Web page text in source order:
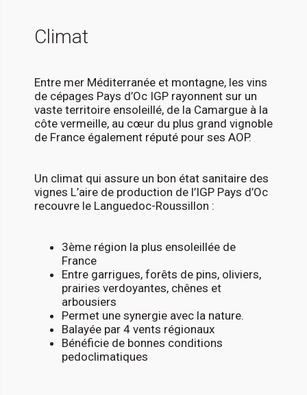
Climat
Entre mer Méditerranée et montagne, les vins
de cépages Pays d’Oc IGP rayonnent sur un
vaste territoire ensoleillé, de la Camargue à la
côte vermeille, au cœur du plus grand vignoble
de France également réputé pour ses AOP.
Un climat qui assure un bon état sanitaire des
vignes L’aire de production de l’IGP Pays d’Oc
recouvre le Languedoc-Roussillon :
3ème région la plus ensoleillée de
France
Entre garrigues, forêts de pins, oliviers,
prairies verdoyantes, chênes et
arbousiers
Permet une synergie avec la nature.
Balayée par 4 vents régionaux
Bénéficie de bonnes conditions
pedoclimatiques